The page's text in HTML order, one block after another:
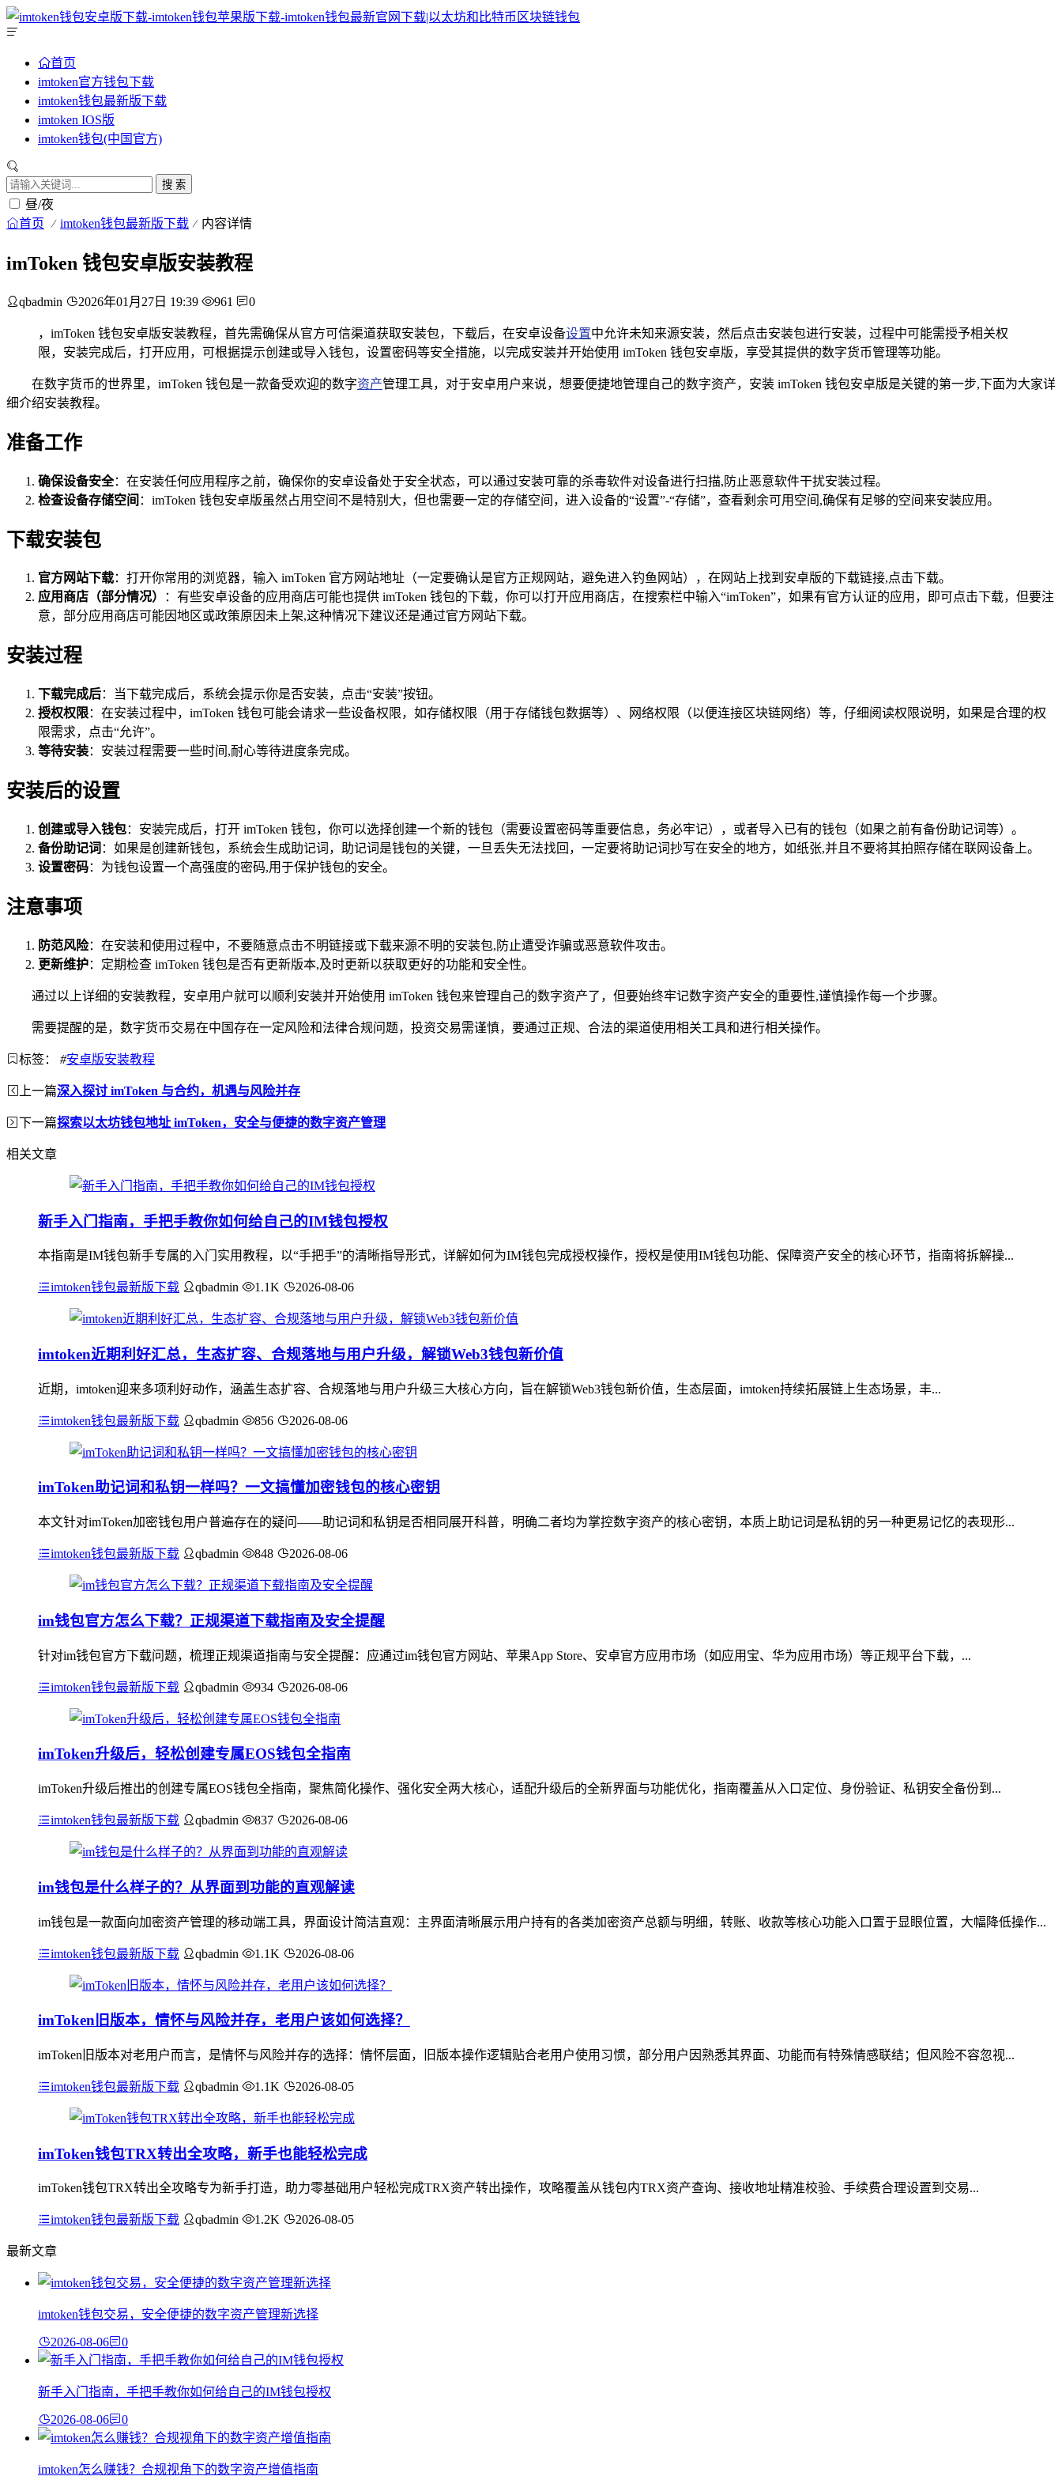
首页
imtoken官方钱包下载
imtoken钱包最新版下载
imtoken IOS版
imtoken钱包(中国官方)
搜 索
昼/夜
首页 imtoken钱包最新版下载 内容详情
imToken 钱包安卓版安装教程
qbadmin 2026年01月27日 19:39 961 0
，imToken 钱包安卓版安装教程，首先需确保从官方可信渠道获取安装包，下载后，在安卓设备设置中允许未知来源安装，然后点击安装包进行安装，过程中可能需授予相关权
限，安装完成后，打开应用，可根据提示创建或导入钱包，设置密码等安全措施，以完成安装并开始使用 imToken 钱包安卓版，享受其提供的数字货币管理等功能。
在数字货币的世界里，imToken 钱包是一款备受欢迎的数字资产管理工具，对于安卓用户来说，想要便捷地管理自己的数字资产，安装 imToken 钱包安卓版是关键的第一步,下面为大家详
细介绍安装教程。
准备工作
确保设备安全：在安装任何应用程序之前，确保你的安卓设备处于安全状态，可以通过安装可靠的杀毒软件对设备进行扫描,防止恶意软件干扰安装过程。
检查设备存储空间 ：imToken 钱包安卓版虽然占用空间不是特别大，但也需要一定的存储空间，进入设备的“设置”-“存储”，查看剩余可用空间,确保有足够的空间来安装应用。
下载安装包
官方网站下载：打开你常用的浏览器，输入 imToken 官方网站地址（一定要确认是官方正规网站，避免进入钓鱼网站），在网站上找到安卓版的下载链接,点击下载。
应用商店（部分情况）
：有些安卓设备的应用商店可能也提供 imToken 钱包的下载，你可以打开应用商店，在搜索栏中输入“imToken”，如果有官方认证的应用，即可点击下载，但要注
意，部分应用商店可能因地区或政策原因未上架,这种情况下建议还是通过官方网站下载。
安装过程
下载完成后：当下载完成后，系统会提示你是否安装，点击“安装”按钮。
授权权限：在安装过程中，imToken 钱包可能会请求一些设备权限，如存储权限（用于存储钱包数据等）、网络权限（以便连接区块链网络）等，仔细阅读权限说明，如果是合理的权
限需求，点击“允许”。
等待安装：安装过程需要一些时间,耐心等待进度条完成。
安装后的设置
创建或导入钱包：安装完成后，打开 imToken 钱包，你可以选择创建一个新的钱包（需要设置密码等重要信息，务必牢记），或者导入已有的钱包（如果之前有备份助记词等）。
备份助记词 ：如果是创建新钱包，系统会生成助记词，助记词是钱包的关键，一旦丢失无法找回，一定要将助记词抄写在安全的地方，如纸张,并且不要将其拍照存储在联网设备上。
设置密码：为钱包设置一个高强度的密码,用于保护钱包的安全。
注意事项
防范风险：在安装和使用过程中，不要随意点击不明链接或下载来源不明的安装包,防止遭受诈骗或恶意软件攻击。
更新维护：定期检查 imToken 钱包是否有更新版本,及时更新以获取更好的功能和安全性。
通过以上详细的安装教程，安卓用户就可以顺利安装并开始使用 imToken 钱包来管理自己的数字资产了，但要始终牢记数字资产安全的重要性,谨慎操作每一个步骤。
需要提醒的是，数字货币交易在中国存在一定风险和法律合规问题，投资交易需谨慎，要通过正规、合法的渠道使用相关工具和进行相关操作。
标签： #安卓版安装教程
上一篇深入探讨 imToken 与合约，机遇与风险并存
下一篇探索以太坊钱包地址 imToken，安全与便捷的数字资产管理
相关文章
新手入门指南，手把手教你如何给自己的IM钱包授权
本指南是IM钱包新手专属的入门实用教程，以“手把手”的清晰指导形式，详解如何为IM钱包完成授权操作，授权是使用IM钱包功能、保障资产安全的核心环节，指南将拆解操...
imtoken钱包最新版下载 qbadmin 1.1K 2026-08-06
imtoken近期利好汇总，生态扩容、合规落地与用户升级，解锁Web3钱包新价值
近期，imtoken迎来多项利好动作，涵盖生态扩容、合规落地与用户升级三大核心方向，旨在解锁Web3钱包新价值，生态层面，imtoken持续拓展链上生态场景，丰...
imtoken钱包最新版下载 qbadmin 856 2026-08-06
imToken助记词和私钥一样吗？一文搞懂加密钱包的核心密钥
本文针对imToken加密钱包用户普遍存在的疑问——助记词和私钥是否相同展开科普，明确二者均为掌控数字资产的核心密钥，本质上助记词是私钥的另一种更易记忆的表现形...
imtoken钱包最新版下载 qbadmin 848 2026-08-06
im钱包官方怎么下载？正规渠道下载指南及安全提醒
针对im钱包官方下载问题，梳理正规渠道指南与安全提醒：应通过im钱包官方网站、苹果App Store、安卓官方应用市场（如应用宝、华为应用市场）等正规平台下载，...
imtoken钱包最新版下载 qbadmin 934 2026-08-06
imToken升级后，轻松创建专属EOS钱包全指南
imToken升级后推出的创建专属EOS钱包全指南，聚焦简化操作、强化安全两大核心，适配升级后的全新界面与功能优化，指南覆盖从入口定位、身份验证、私钥安全备份到...
imtoken钱包最新版下载 qbadmin 837 2026-08-06
im钱包是什么样子的？从界面到功能的直观解读
im钱包是一款面向加密资产管理的移动端工具，界面设计简洁直观：主界面清晰展示用户持有的各类加密资产总额与明细，转账、收款等核心功能入口置于显眼位置，大幅降低操作...
imtoken钱包最新版下载 qbadmin 1.1K 2026-08-06
imToken旧版本，情怀与风险并存，老用户该如何选择？
imToken旧版本对老用户而言，是情怀与风险并存的选择：情怀层面，旧版本操作逻辑贴合老用户使用习惯，部分用户因熟悉其界面、功能而有特殊情感联结；但风险不容忽视...
imtoken钱包最新版下载 qbadmin 1.1K 2026-08-05
imToken钱包TRX转出全攻略，新手也能轻松完成
imToken钱包TRX转出全攻略专为新手打造，助力零基础用户轻松完成TRX资产转出操作，攻略覆盖从钱包内TRX资产查询、接收地址精准校验、手续费合理设置到交易...
imtoken钱包最新版下载 qbadmin 1.2K 2026-08-05
最新文章
imtoken钱包交易，安全便捷的数字资产管理新选择
2026-08-06 0
新手入门指南，手把手教你如何给自己的IM钱包授权
2026-08-06 0
imtoken怎么赚钱？合规视角下的数字资产增值指南